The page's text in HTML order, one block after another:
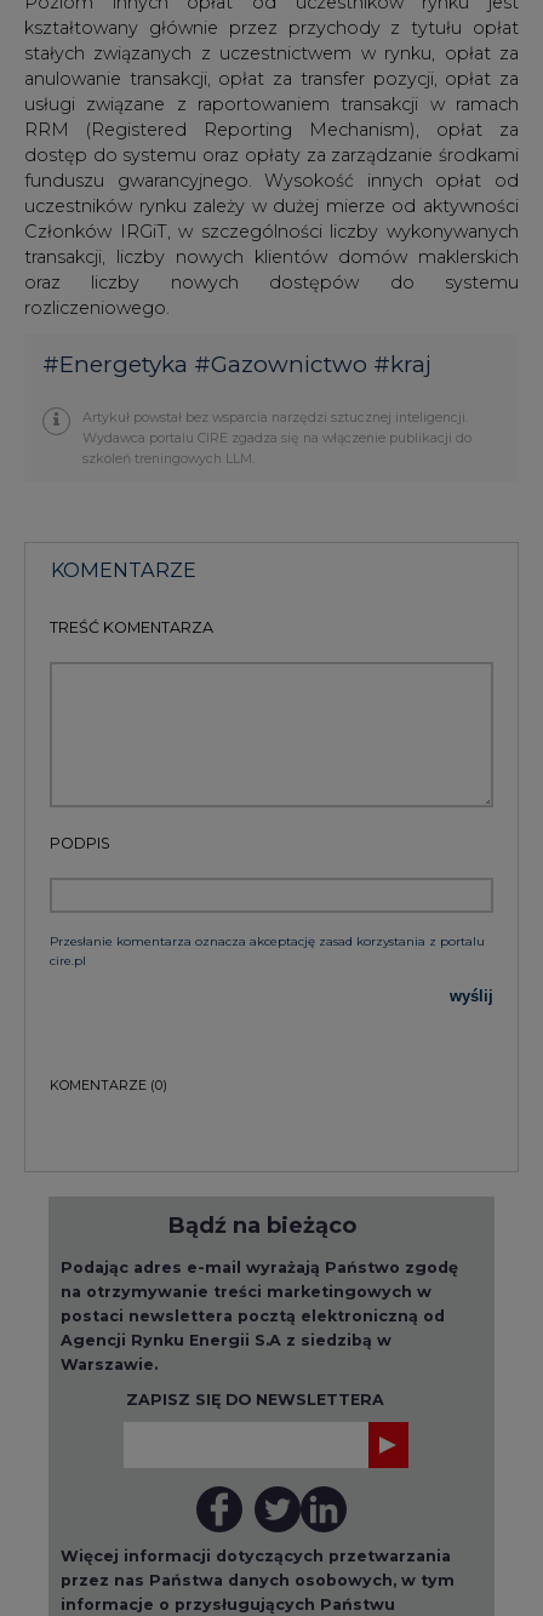
kształtowany głównie przez przychody z tytułu opłat
stałych związanych z uczestnictwem w rynku, opłat za
anulowanie transakcji, opłat za transfer pozycji, opłat za
usługi związane z raportowaniem transakcji w ramach
RRM (Registered Reporting Mechanism), opłat za
dostęp do systemu oraz opłaty za zarządzanie środkami
funduszu gwarancyjnego. Wysokość innych opłat od
uczestników rynku zależy w dużej mierze od aktywności
Członków IRGiT, w szczególności liczby wykonywanych
transakcji, liczby nowych klientów domów maklerskich
oraz liczby nowych dostępów do systemu
rozliczeniowego.
#Energetyka #Gazownictwo #kraj
Artykuł powstał bez wsparcia narzędzi sztucznej inteligencji.
Wydawca portalu CIRE zgadza się na włączenie publikacji do
szkoleń treningowych LLM.
KOMENTARZE
TREŚĆ KOMENTARZA
PODPIS
Przesłanie komentarza oznacza akceptację zasad korzystania z portalu
cire.pl
wyślij
KOMENTARZE (0)
Bądź na bieżąco
Podając adres e-mail wyrażają Państwo zgodę
na otrzymywanie treści marketingowych w
postaci newslettera pocztą elektroniczną od
Agencji Rynku Energii S.A z siedzibą w
Warszawie.
ZAPISZ SIĘ DO NEWSLETTERA
Więcej informacji dotyczących przetwarzania
przez nas Państwa danych osobowych, w tym
informacje o przysługujących Państwu